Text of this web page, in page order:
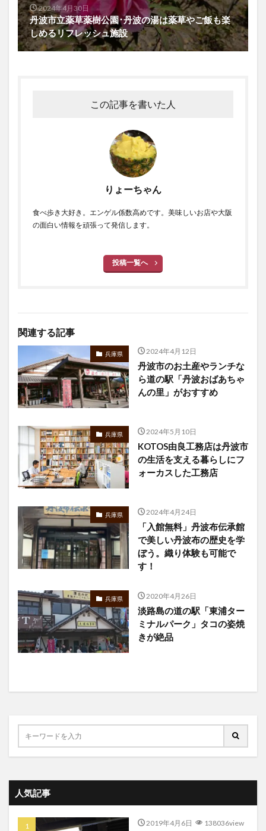
2024年4月30日
丹波市立薬草薬樹公園･丹波の湯は薬草やご飯も楽
しめるリフレッシュ施設
この記事を書いた人
りょーちゃん
食べ歩き大好き。エンゲル係数高めです。美味しいお店や大阪
の面白い情報を頑張って発信します。
投稿一覧へ
関連する記事
兵庫県 2024年4月12日
丹波市のお土産やランチな
ら道の駅「丹波おばあちゃ
んの里」がおすすめ
兵庫県 2024年5月10日
KOTOS由良工務店は丹波市
の生活を支える暮らしにフ
ォーカスした工務店
兵庫県 2024年4月24日
「入館無料」丹波布伝承館
で美しい丹波布の歴史を学
ぼう。織り体験も可能で
す！
兵庫県 2020年4月26日
淡路島の道の駅「東浦ター
ミナルパーク」タコの姿焼
きが絶品
人気記事
2019年4月6日 138036view